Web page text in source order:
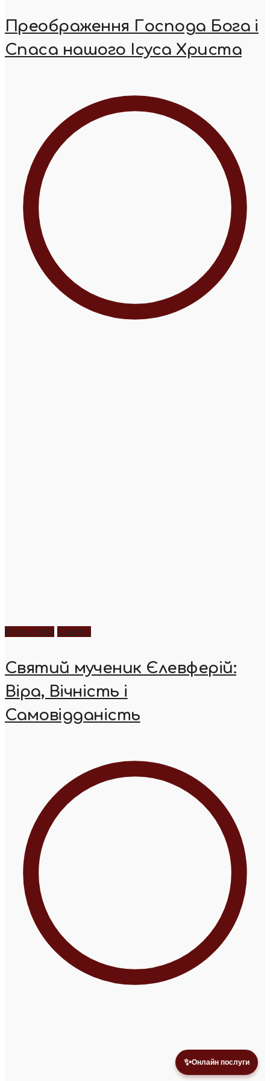
✨Онлайн послуги
Преображення Господа Бога і
Спаса нашого Ісуса Христа
Молитва Свята
Святий мученик Єлевферій:
Віра, Вічність і
Самовідданість